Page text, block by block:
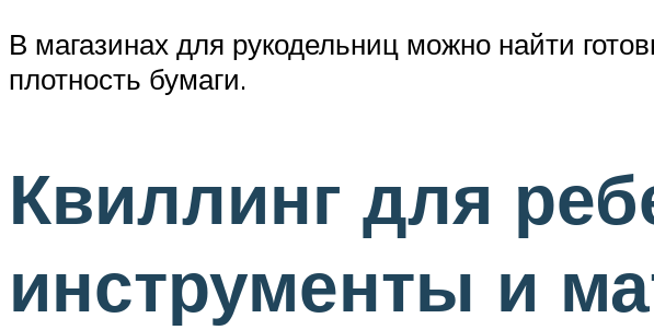
В магазинах для рукодельниц можно найти
плотность бумаги.
Квиллинг для
инструменты и